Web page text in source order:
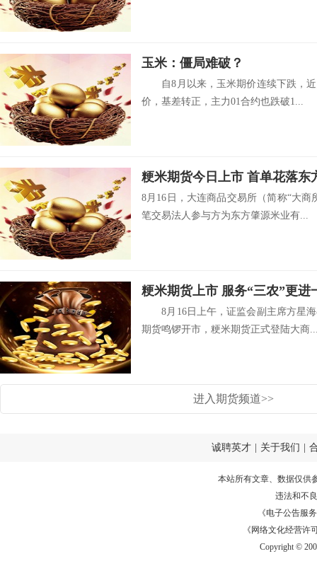
玉米：僵局难破？
自8月以来，玉米期价连续下跌，近
价，基差转正，主力01合约也跌破1...
粳米期货今日上市 首单花落东
8月16日，大连商品交易所（简称“大
笔交易法人参与方为东方肇源米业有...
粳米期货上市 服务“三农”更进
8月16日上午，证监会副主席方星海
期货鸣锣开市，粳米期货正式登陆大商
进入期货频道>>
诚聘英才 关于我们
本站所有文章、数据仅供
违法和不
《电子公告服务
《网络文化经营许
Copyright ©